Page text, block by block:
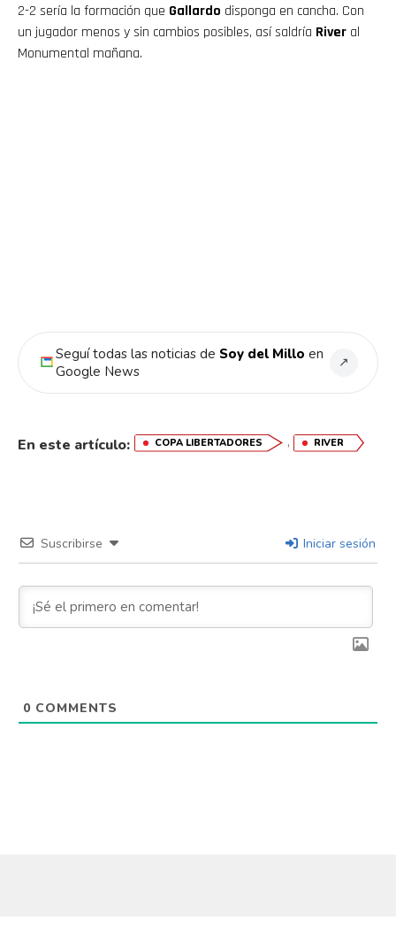
2-2 sería la formación que Gallardo disponga en cancha. Con
un jugador menos y sin cambios posibles, así saldría River al
Monumental mañana.
Seguí todas las noticias de Soy del Millo en
Google News
↗
En este artículo: COPA LIBERTADORES , RIVER
Suscribirse Iniciar sesión
0 COMMENTS